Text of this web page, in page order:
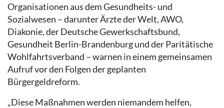
Organisationen aus dem Gesundheits- und
Sozialwesen – darunter Ärzte der Welt, AWO,
Diakonie, der Deutsche Gewerkschaftsbund,
Gesundheit Berlin-Brandenburg und der Paritätische
Wohlfahrtsverband – warnen in einem gemeinsamen
Aufruf vor den Folgen der geplanten
Bürgergeldreform.
„Diese Maßnahmen werden niemandem helfen,